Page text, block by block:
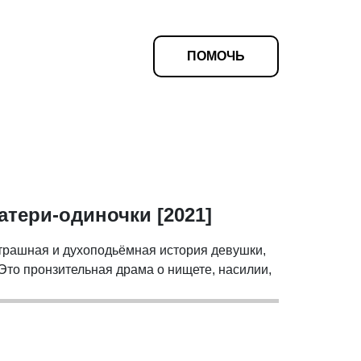
ПОМОЧЬ
одиночки [2021]
и духоподьёмная история девушки,
пронзительная драма о нищете, насилии,